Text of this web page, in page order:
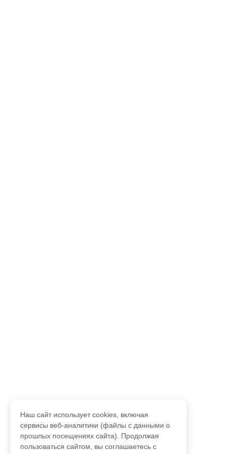
Наш сайт использует cookies, включая
сервисы веб-аналитики (файлы с данными о
прошлых посещениях сайта). Продолжая
пользоваться сайтом, вы соглашаетесь с